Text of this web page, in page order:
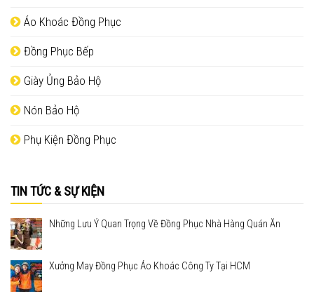
Áo Khoác Đồng Phục
Đồng Phục Bếp
Giày Ủng Bảo Hộ
Nón Bảo Hộ
Phụ Kiện Đồng Phục
TIN TỨC & SỰ KIỆN
Những Lưu Ý Quan Trọng Về Đồng Phục Nhà Hàng Quán Ăn
Xưởng May Đồng Phục Áo Khoác Công Ty Tại HCM